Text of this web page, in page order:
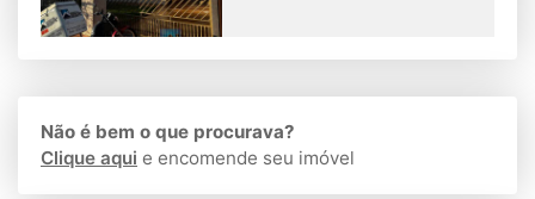
Não é bem o que procurava?
Clique aqui e encomende seu imóvel